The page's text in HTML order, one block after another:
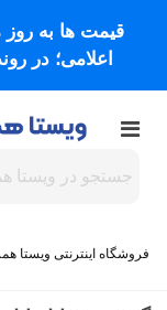
قیمت ها به
اعلامی؛ در
فروشگاه اینترنتی ویستا